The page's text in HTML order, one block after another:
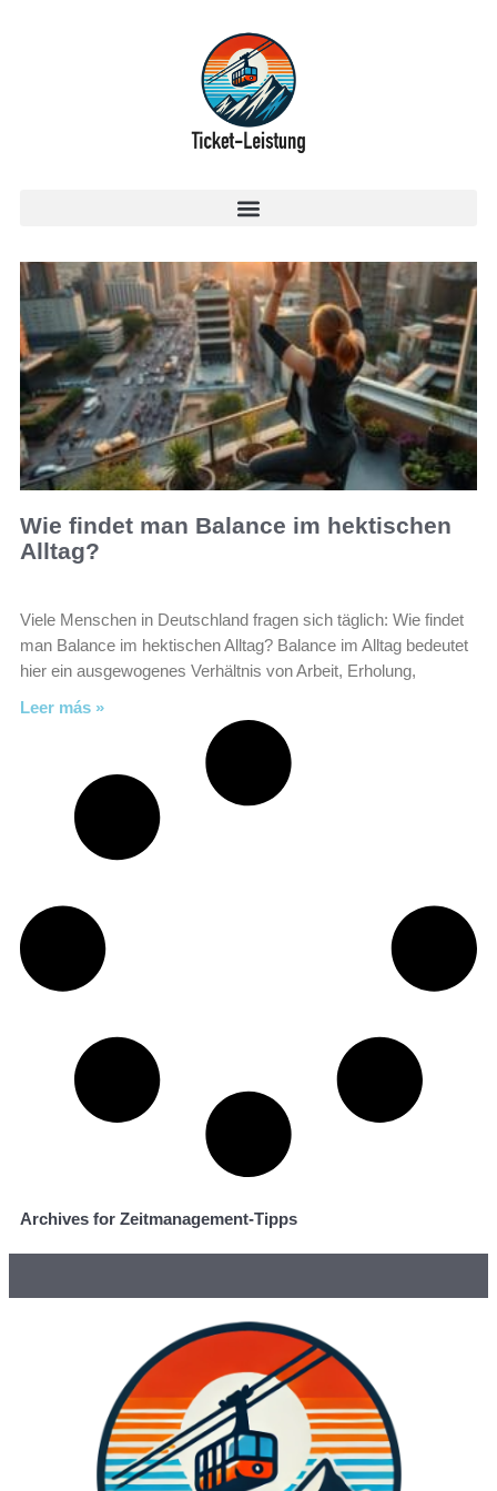
Wie findet man Balance im hektischen
Alltag?
Viele Menschen in Deutschland fragen sich täglich: Wie findet
man Balance im hektischen Alltag? Balance im Alltag bedeutet
hier ein ausgewogenes Verhältnis von Arbeit, Erholung,
Leer más »
Archives for Zeitmanagement-Tipps